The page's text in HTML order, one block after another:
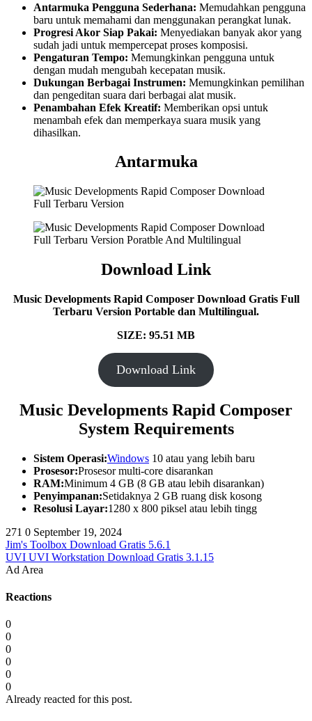
Antarmuka Pengguna Sederhana: Memudahkan pengguna
baru untuk memahami dan menggunakan perangkat lunak.
Progresi Akor Siap Pakai: Menyediakan banyak akor yang
sudah jadi untuk mempercepat proses komposisi.
Pengaturan Tempo: Memungkinkan pengguna untuk
dengan mudah mengubah kecepatan musik.
Dukungan Berbagai Instrumen: Memungkinkan pemilihan
dan pengeditan suara dari berbagai alat musik.
Penambahan Efek Kreatif: Memberikan opsi untuk
menambah efek dan memperkaya suara musik yang
dihasilkan.
Antarmuka
Download Link
Music Developments Rapid Composer Download Gratis Full
Terbaru Version Portable dan Multilingual.
SIZE: 95.51 MB
Download Link
Music Developments Rapid Composer
System Requirements
Sistem Operasi:Windows 10 atau yang lebih baru
Prosesor:Prosesor multi-core disarankan
RAM:Minimum 4 GB (8 GB atau lebih disarankan)
Penyimpanan:Setidaknya 2 GB ruang disk kosong
Resolusi Layar:1280 x 800 piksel atau lebih tingg
271 0 September 19, 2024
Jim's Toolbox Download Gratis 5.6.1
UVI UVI Workstation Download Gratis 3.1.15
Ad Area
Reactions
0
0
0
0
0
0
Already reacted for this post.